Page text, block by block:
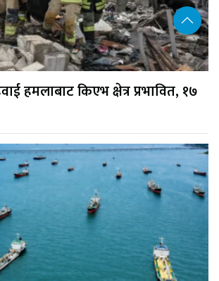
हमलाबाट किएभ क्षेत्र प्रभावित, १७